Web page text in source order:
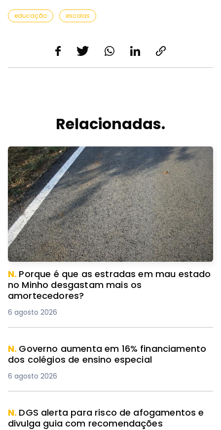
educação escolas
Relacionadas.
N. Porque é que as estradas em mau estado
no Minho desgastam mais os
amortecedores?
6 agosto 2026
N. Governo aumenta em 16% financiamento
dos colégios de ensino especial
6 agosto 2026
N. DGS alerta para risco de afogamentos e
divulga guia com recomendações